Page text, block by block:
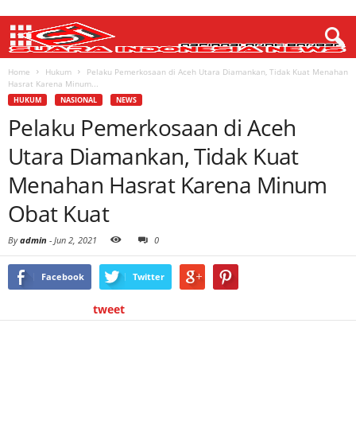
Home Hukum
Pelaku Pemerkosaan di Aceh Utara Diamankan, Tidak Kuat Menahan
Hasrat Karena Minum...
HUKUM NASIONAL NEWS
Pelaku Pemerkosaan di Aceh
Utara Diamankan, Tidak Kuat
Menahan Hasrat Karena Minum
Obat Kuat
Byadmin - Jun 2, 2021 0
Facebook Twitter
tweet